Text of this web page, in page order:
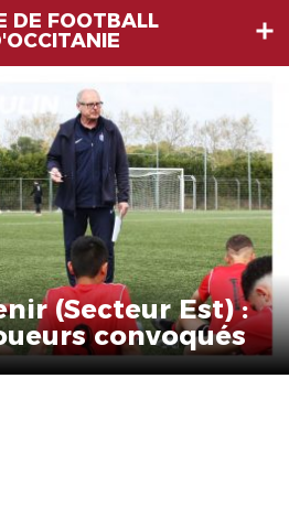
DE FOOTBALL
(Secteur Est) :
convoqués